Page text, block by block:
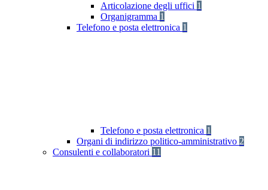
Articolazione degli uffici 1
Organigramma 1
Telefono e posta elettronica 1
Telefono e posta elettronica 1
Organi di indirizzo politico-amministrativo 2
Consulenti e collaboratori 11